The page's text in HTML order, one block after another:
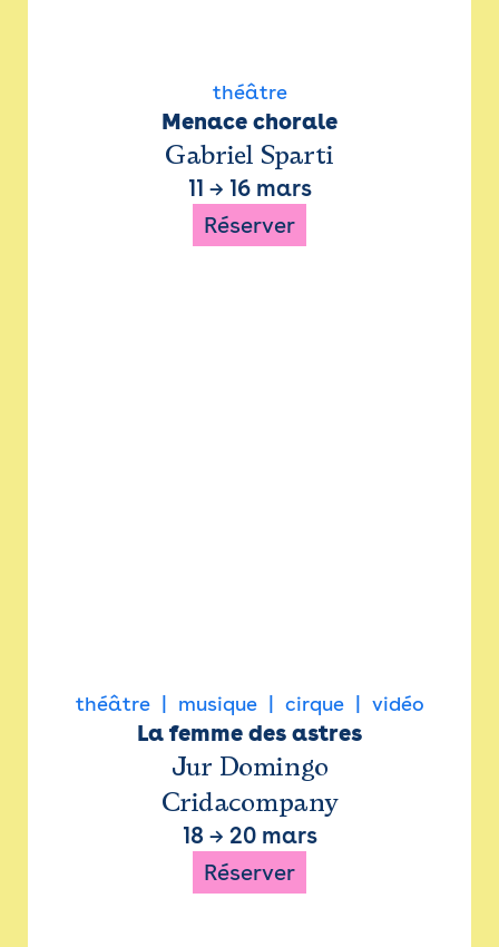
théâtre
Menace chorale
Gabriel Sparti
11 → 16 mars
Réserver
théâtre musique cirque vidéo
La femme des astres
Jur Domingo
Cridacompany
18 → 20 mars
Réserver